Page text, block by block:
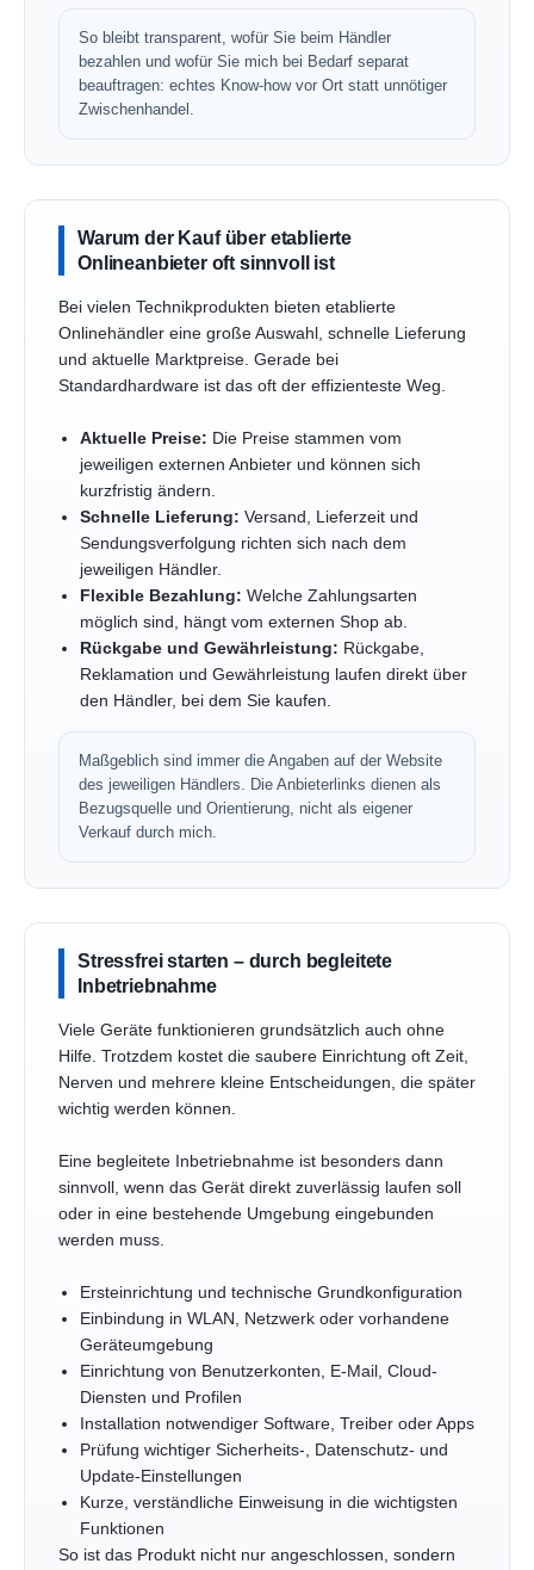
So bleibt transparent, wofür Sie beim Händler
bezahlen und wofür Sie mich bei Bedarf separat
beauftragen: echtes Know-how vor Ort statt unnötiger
Zwischenhandel.
Warum der Kauf über etablierte
Onlineanbieter oft sinnvoll ist
Bei vielen Technikprodukten bieten etablierte
Onlinehändler eine große Auswahl, schnelle Lieferung
und aktuelle Marktpreise. Gerade bei
Standardhardware ist das oft der effizienteste Weg.
Aktuelle Preise: Die Preise stammen vom
jeweiligen externen Anbieter und können sich
kurzfristig ändern.
Schnelle Lieferung: Versand, Lieferzeit und
Sendungsverfolgung richten sich nach dem
jeweiligen Händler.
Flexible Bezahlung: Welche Zahlungsarten
möglich sind, hängt vom externen Shop ab.
Rückgabe und Gewährleistung: Rückgabe,
Reklamation und Gewährleistung laufen direkt über
den Händler, bei dem Sie kaufen.
Maßgeblich sind immer die Angaben auf der Website
des jeweiligen Händlers. Die Anbieterlinks dienen als
Bezugsquelle und Orientierung, nicht als eigener
Verkauf durch mich.
Stressfrei starten – durch begleitete
Inbetriebnahme
Viele Geräte funktionieren grundsätzlich auch ohne
Hilfe. Trotzdem kostet die saubere Einrichtung oft Zeit,
Nerven und mehrere kleine Entscheidungen, die später
wichtig werden können.
Eine begleitete Inbetriebnahme ist besonders dann
sinnvoll, wenn das Gerät direkt zuverlässig laufen soll
oder in eine bestehende Umgebung eingebunden
werden muss.
Ersteinrichtung und technische Grundkonfiguration
Einbindung in WLAN, Netzwerk oder vorhandene
Geräteumgebung
Einrichtung von Benutzerkonten, E-Mail, Cloud-
Diensten und Profilen
Installation notwendiger Software, Treiber oder Apps
Prüfung wichtiger Sicherheits-, Datenschutz- und
Update-Einstellungen
Kurze, verständliche Einweisung in die wichtigsten
Funktionen
So ist das Produkt nicht nur angeschlossen, sondern